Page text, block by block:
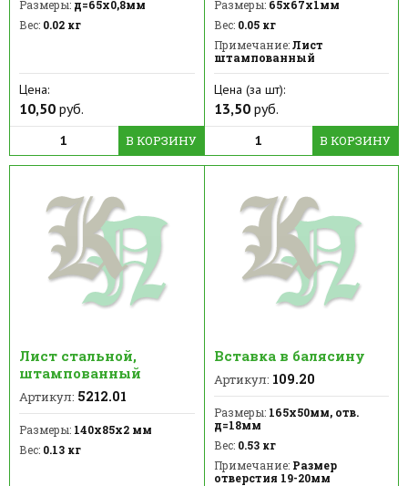
Размеры: д=65х0,8мм
Вес: 0.02 кг
Цена:
10,50 руб.
В КОРЗИНУ
Размеры:65х67х1мм
Вес:0.05 кг
Примечание:Лист
штампованный
Цена (за шт):
13,50руб.
В КОРЗИНУ
Лист стальной,
штампованный
Артикул: 5212.01
Размеры: 140х85х2 мм
Вес: 0.13 кг
Вставка в балясину
Артикул: 109.20
Размеры:165х50мм, отв.
д=18мм
Вес:0.53 кг
Примечание:Размер
отверстия 19-20мм